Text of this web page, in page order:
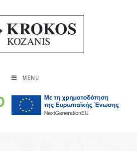
MENU